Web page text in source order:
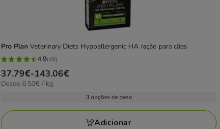
Pro Plan Veterinary Diets Hypoallergenic HA ração para cães
4.9
estrelas
com
avaliações
4.9(49)
Preço
de
143.06€
37.79€-143.06€
6.50€
Desde 6.50€ / kg
3 opções de peso
Adicionar